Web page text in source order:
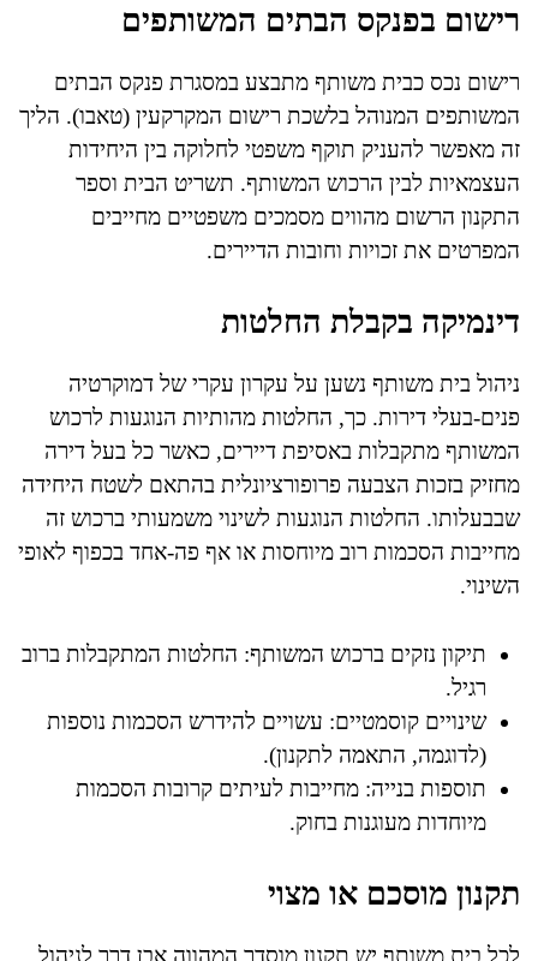
רישום בפנקס הבתים המשותפים
רישום נכס כבית משותף מתבצע במסגרת פנקס הבתים
המשותפים המנוהל בלשכת רישום המקרקעין (טאבו). הליך
זה מאפשר להעניק תוקף משפטי לחלוקה בין היחידות
העצמאיות לבין הרכוש המשותף. תשריט הבית וספר
התקנון הרשום מהווים מסמכים משפטיים מחייבים
המפרטים את זכויות וחובות הדיירים.
דינמיקה בקבלת החלטות
ניהול בית משותף נשען על עקרון עקרי של דמוקרטיה
פנים-בעלי דירות. כך, החלטות מהותיות הנוגעות לרכוש
המשותף מתקבלות באסיפת דיירים, כאשר כל בעל דירה
מחזיק בזכות הצבעה פרופורציונלית בהתאם לשטח היחידה
שבבעלותו. החלטות הנוגעות לשינוי משמעותי ברכוש זה
מחייבות הסכמות רוב מיוחסות או אף פה-אחד בכפוף לאופי
השינוי.
תיקון נזקים ברכוש המשותף: החלטות המתקבלות ברוב
רגיל.
שינויים קוסמטיים: עשויים להידרש הסכמות נוספות
(לדוגמה, התאמה לתקנון).
תוספות בנייה: מחייבות לעיתים קרובות הסכמות
מיוחדות מעוגנות בחוק.
תקנון מוסכם או מצוי
לכל בית משותף יש תקנון מוסדר המהווה אבן דרך לניהול